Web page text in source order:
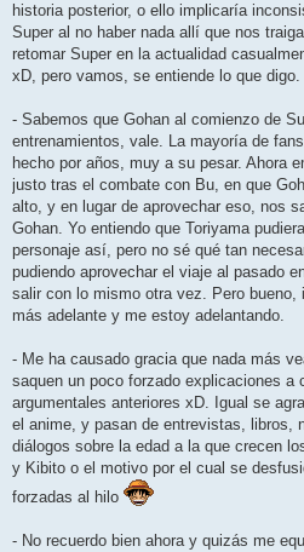
historia posterior, o ello implicaría
Super al no haber nada allí que nos
retomar Super en la actualidad
xD, pero vamos, se entiende lo que digo.
- Sabemos que Gohan al comienzo de
entrenamientos, vale. La mayoría de
hecho por años, muy a su pesar. Ahora
justo tras el combate con Bu, en que
alto, y en lugar de aprovechar eso, nos
Gohan. Yo entiendo que Toriyama
personaje así, pero no sé qué tan
pudiendo aprovechar el viaje al pasado
salir con lo mismo otra vez. Pero bueno,
más adelante y me estoy adelantando.
- Me ha causado gracia que nada más
saquen un poco forzado explicaciones a
argumentales anteriores xD. Igual se
el anime, y pasan de entrevistas, libros,
diálogos sobre la edad a la que crecen
y Kibito o el motivo por el cual se
forzadas al hilo
- No recuerdo bien ahora y quizás me